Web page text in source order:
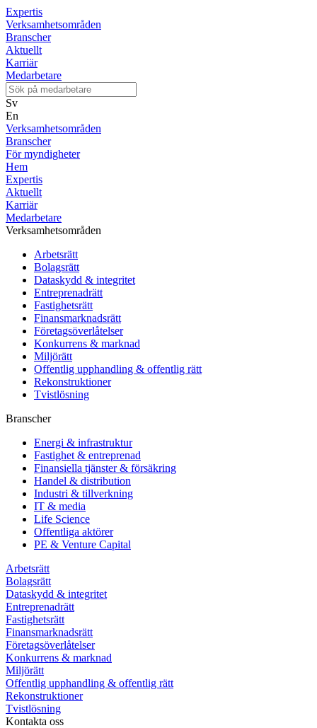
Expertis
Verksamhetsområden
Branscher
Aktuellt
Karriär
Medarbetare
Sv
En
Verksamhetsområden
Branscher
För myndigheter
Hem
Expertis
Aktuellt
Karriär
Medarbetare
Verksamhetsområden
Arbetsrätt
Bolagsrätt
Dataskydd & integritet
Entreprenadrätt
Fastighetsrätt
Finansmarknadsrätt
Företagsöverlåtelser
Konkurrens & marknad
Miljörätt
Offentlig upphandling & offentlig rätt
Rekonstruktioner
Tvistlösning
Branscher
Energi & infrastruktur
Fastighet & entreprenad
Finansiella tjänster & försäkring
Handel & distribution
Industri & tillverkning
IT & media
Life Science
Offentliga aktörer
PE & Venture Capital
Arbetsrätt
Bolagsrätt
Dataskydd & integritet
Entreprenadrätt
Fastighetsrätt
Finansmarknadsrätt
Företagsöverlåtelser
Konkurrens & marknad
Miljörätt
Offentlig upphandling & offentlig rätt
Rekonstruktioner
Tvistlösning
Kontakta oss